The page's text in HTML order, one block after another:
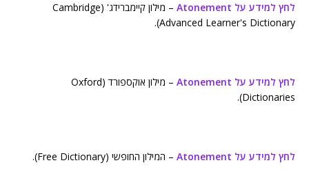
לחץ למידע על Atonement
– מילון קיימברידג' (Cambridge
Advanced Learner's Dictionary).
לחץ למידע על Atonement
– מילון אוקספורד (Oxford
Dictionaries).
לחץ למידע על Atonement – המילון החופשי (Free Dictionary).